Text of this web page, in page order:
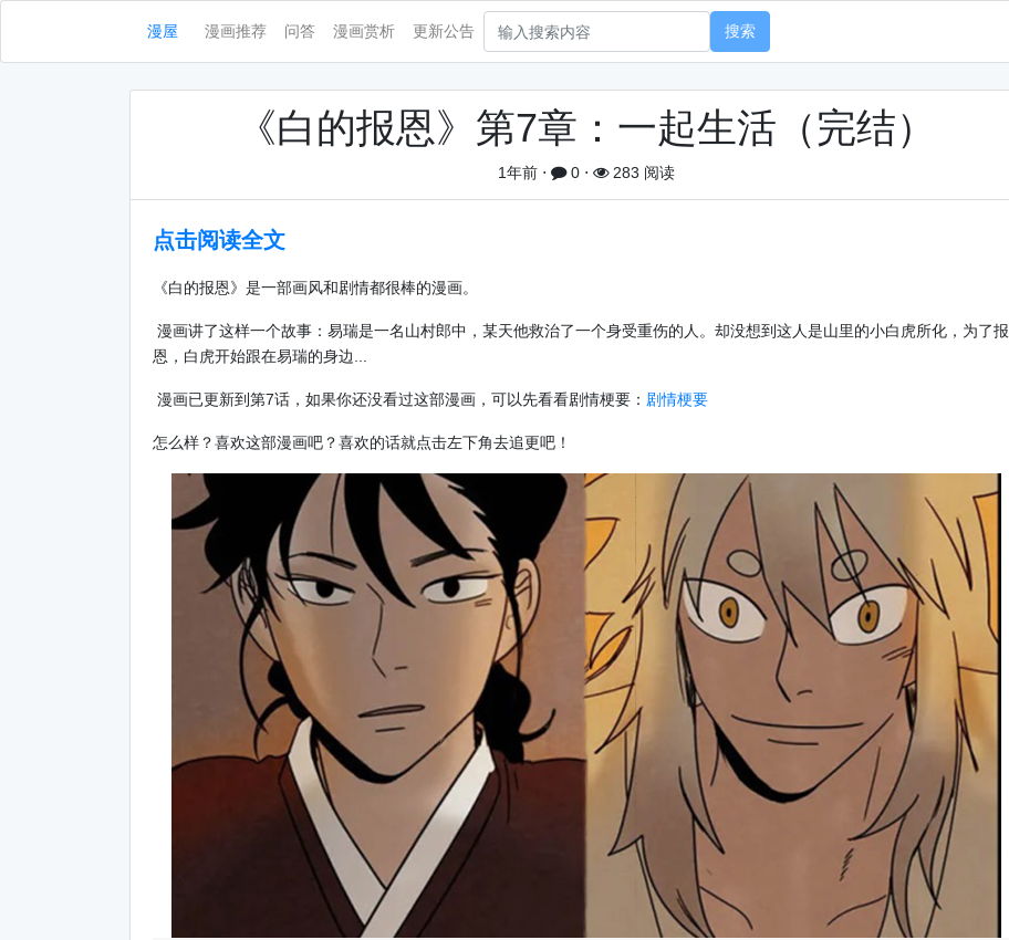
漫屋 漫画推荐 问答 漫画赏析 更新公告 搜索
《白的报恩》第7章：一起生活（完结）
1年前⋅ 0⋅ 283 阅读
点击阅读全文
《白的报恩》是一部画风和剧情都很棒的漫画。
漫画讲了这样一个故事：易瑞是一名山村郎中，某天他救治了一个身受重伤的人。却没想到这人是山里的小白虎所化，为了报
恩，白虎开始跟在易瑞的身边...
漫画已更新到第7话，如果你还没看过这部漫画，可以先看看剧情梗要： 剧情梗要
怎么样？喜欢这部漫画吧？喜欢的话就点击左下角去追更吧！